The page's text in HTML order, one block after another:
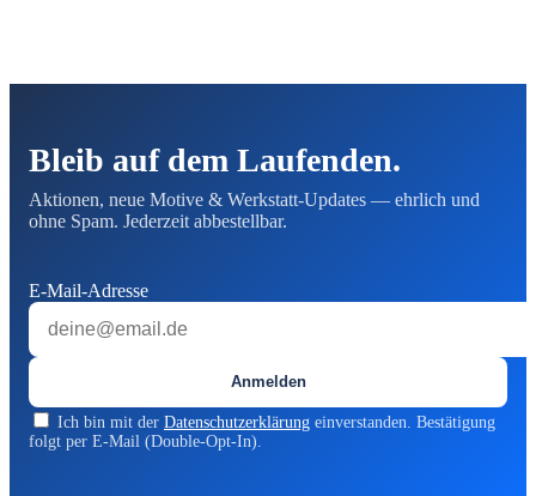
Bleib auf dem Laufenden.
Aktionen, neue Motive & Werkstatt-Updates — ehrlich und
ohne Spam. Jederzeit abbestellbar.
E-Mail-Adresse
Anmelden
Ich bin mit der Datenschutzerklärung einverstanden. Bestätigung
folgt per E-Mail (Double-Opt-In).